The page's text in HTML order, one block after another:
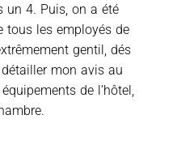
un 4. Puis, on a été
tous les employés de
gentil, dés
mon avis au
de l’hôtel,